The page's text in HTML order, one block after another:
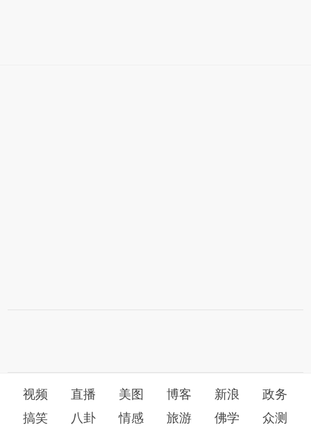
视频 直播 美图 博客 新浪
政务
搞笑
八卦 情感 旅游 佛学 众测